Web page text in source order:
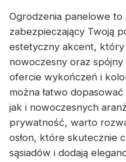
Ogrodzenia panelowe
zabezpieczający Twoją
estetyczny akcent,
nowoczesny oraz
ofercie wykończeń i
można łatwo
jak i nowoczesnych
prywatność, warto
osłon, które skutecznie
sąsiadów i dodają